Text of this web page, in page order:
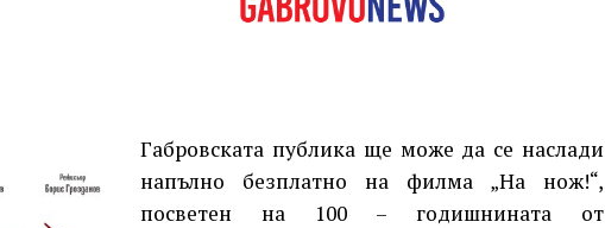
Габровската публика ще може да се наслади
напълно безплатно на филма „На нож!“,
посветен на 100 – годишнината от